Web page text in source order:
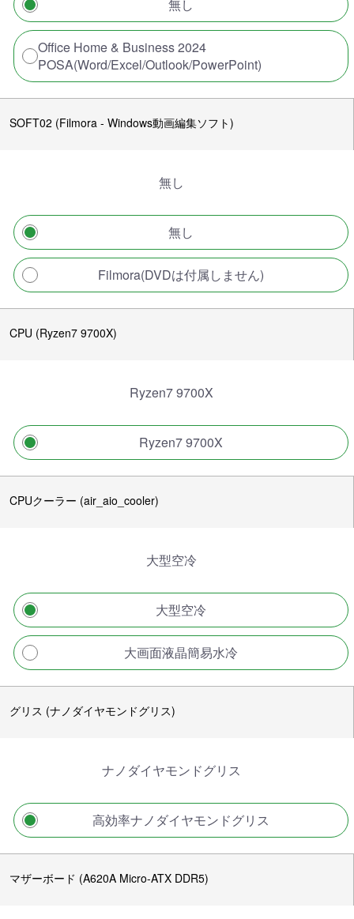
無し
Office Home & Business 2024
POSA(Word/Excel/Outlook/PowerPoint)
SOFT02 (Filmora - Windows動画編集ソフト)
無し
無し
Filmora(DVDは付属しません)
CPU (Ryzen7 9700X)
Ryzen7 9700X
Ryzen7 9700X
CPUクーラー (air_aio_cooler)
大型空冷
大型空冷
大画面液晶簡易水冷
グリス (ナノダイヤモンドグリス)
ナノダイヤモンドグリス
高効率ナノダイヤモンドグリス
マザーボード (A620A Micro-ATX DDR5)